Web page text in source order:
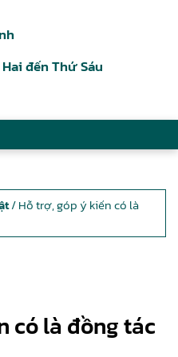
đến Thứ Sáu
/ Hỗ trợ, góp ý kiến có là
có là đồng tác